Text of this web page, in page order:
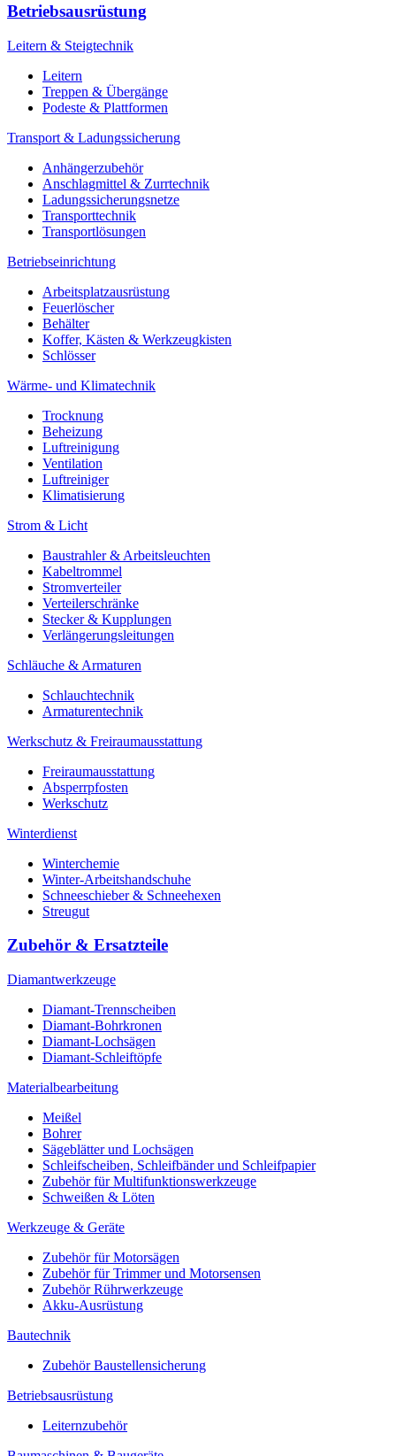
Betriebsausrüstung
Leitern & Steigtechnik
Leitern
Treppen & Übergänge
Podeste & Plattformen
Transport & Ladungssicherung
Anhängerzubehör
Anschlagmittel & Zurrtechnik
Ladungssicherungsnetze
Transporttechnik
Transportlösungen
Betriebseinrichtung
Arbeitsplatzausrüstung
Feuerlöscher
Behälter
Koffer, Kästen & Werkzeugkisten
Schlösser
Wärme- und Klimatechnik
Trocknung
Beheizung
Luftreinigung
Ventilation
Luftreiniger
Klimatisierung
Strom & Licht
Baustrahler & Arbeitsleuchten
Kabeltrommel
Stromverteiler
Verteilerschränke
Stecker & Kupplungen
Verlängerungs­leitungen
Schläuche & Armaturen
Schlauchtechnik
Armaturentechnik
Werkschutz & Freiraumausstattung
Freiraumausstattung
Absperrpfosten
Werkschutz
Winterdienst
Winterchemie
Winter-Arbeitshandschuhe
Schneeschieber & Schneehexen
Streugut
Zubehör & Ersatzteile
Diamantwerkzeuge
Diamant-Trennscheiben
Diamant-Bohrkronen
Diamant-Lochsägen
Diamant-Schleiftöpfe
Materialbearbeitung
Meißel
Bohrer
Sägeblätter und Lochsägen
Schleifscheiben, Schleifbänder und Schleifpapier
Zubehör für Multifunktionswerkzeuge
Schweißen & Löten
Werkzeuge & Geräte
Zubehör für Motorsägen
Zubehör für Trimmer und Motorsensen
Zubehör Rührwerkzeuge
Akku-Ausrüstung
Bautechnik
Zubehör Baustellensicherung
Betriebsausrüstung
Leiternzubehör